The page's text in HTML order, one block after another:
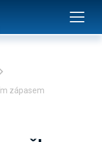
zápasem